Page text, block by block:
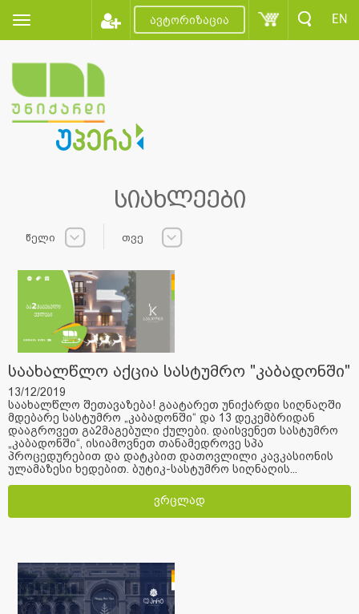
ავტორიზაცია EN
სიახლეები
წელი თვე
საახალწლო აქცია სასტუმრო "კაბადონში"
13/12/2019
საახალწლო შეთავაზება! გაატარეთ უნიქარდი სიღნაღში
მდებარე სასტუმრო „კაბადონში“ და 13 დეკემბრიდან
დააგროვეთ გა2მაგებული ქულები. დაისვენეთ სასტუმრო
„კაბადონში“, ისიამოვნეთ თანამედროვე სპა
პროცედურებით და დატკბით დათოვლილი კავკასიონის
ულამაზესი ხედებით. ბუტიკ-სასტუმრო სიღნაღის...
ვრცლად